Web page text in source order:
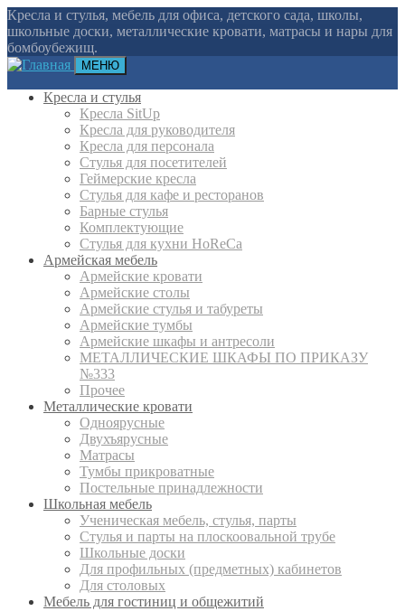
Кресла и стулья, мебель для офиса, детского сада, школы,
школьные доски, металлические кровати, матрасы и нары для
бомбоубежищ.
МЕНЮ
Кресла и стулья
Кресла SitUp
Кресла для руководителя
Кресла для персонала
Стулья для посетителей
Геймерские кресла
Cтулья для кафе и ресторанов
Барные стулья
Комплектующие
Стулья для кухни HoReCa
Армейская мебель
Армейские кровати
Армейские столы
Армейские стулья и табуреты
Армейские тумбы
Армейские шкафы и антресоли
МЕТАЛЛИЧЕСКИЕ ШКАФЫ ПО ПРИКАЗУ
№333
Прочее
Металлические кровати
Одноярусные
Двухъярусные
Матрасы
Тумбы прикроватные
Постельные принадлежности
Школьная мебель
Ученическая мебель, стулья, парты
Стулья и парты на плоскоовальной трубе
Школьные доски
Для профильных (предметных) кабинетов
Для столовых
Мебель для гостиниц и общежитий